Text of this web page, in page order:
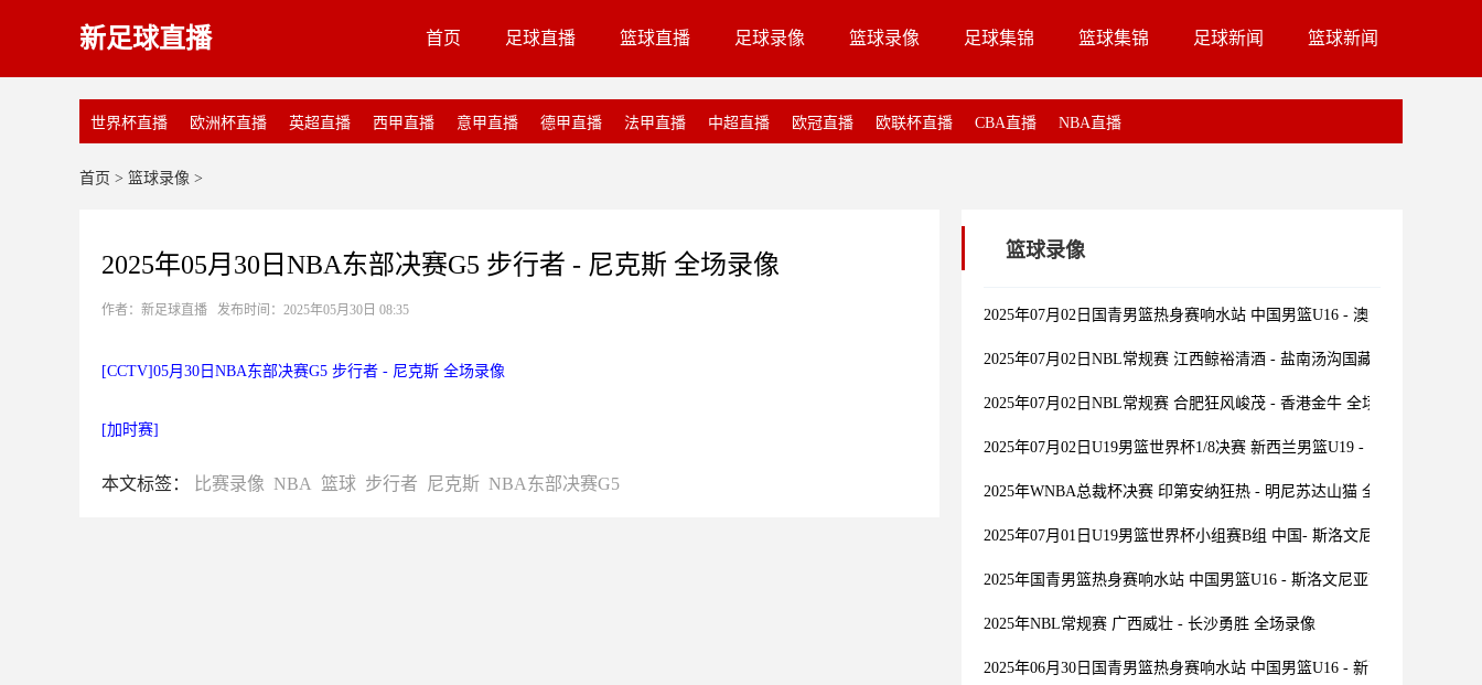
新足球直播 首页 足球直播 篮球直播 足球录像 篮球录像 足球集锦 篮球集锦 足球新闻 篮球新闻
世界杯直播 欧洲杯直播 英超直播 西甲直播 意甲直播 德甲直播 法甲直播 中超直播 欧冠直播 欧联杯直播 CBA直播 NBA直播
首页 > 篮球录像 >
2025年05月30日NBA东部决赛G5 步行者 - 尼克斯 全场录像
作者：新足球直播 发布时间：2025年05月30日 08:35
[CCTV]05月30日NBA东部决赛G5 步行者 - 尼克斯 全场录像
[加时赛]
本文标签： 比赛录像 NBA 篮球 步行者 尼克斯 NBA东部决赛G5
篮球录像
2025年07月02日国青男篮热身赛响水站 中国男篮U16 - 澳大利亚U16 全场
2025年07月02日NBL常规赛 江西鲸裕清酒 - 盐南汤沟国藏 全场录像
2025年07月02日NBL常规赛 合肥狂风峻茂 - 香港金牛 全场录像
2025年07月02日U19男篮世界杯1/8决赛 新西兰男篮U19 - 中国男篮U19 全
2025年WNBA总裁杯决赛 印第安纳狂热 - 明尼苏达山猫 全场录像
2025年07月01日U19男篮世界杯小组赛B组 中国- 斯洛文尼亚 全场录像
2025年国青男篮热身赛响水站 中国男篮U16 - 斯洛文尼亚U16 全场录像
2025年NBL常规赛 广西威壮 - 长沙勇胜 全场录像
2025年06月30日国青男篮热身赛响水站 中国男篮U16 - 新西兰U16 全场录